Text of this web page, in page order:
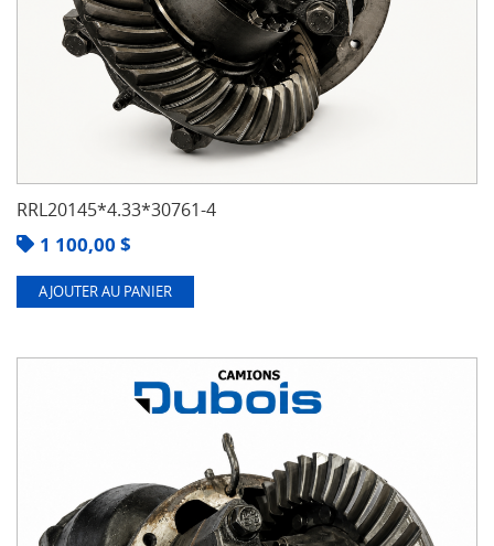
RRL20145*4.33*30761-4
1 100,00 $
AJOUTER AU PANIER